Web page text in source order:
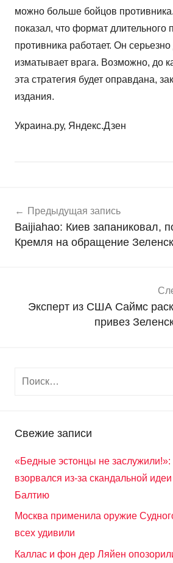
можно больше бойцов
показал, что формат
противника работает. Он
изматывает врага. Возможно, до
эта стратегия будет оправдана,
издания.
Украина.ру, Яндекс.Дзен
о
в
о
по
записям
Предыдущая запись
Baijiahao: Киев запаниковал,
Кремля на обращение
Эксперт из США Саймс
привез
Свежие записи
«Бедные эстонцы не заслужили!»:
взорвался из-за скандальной
Балтию
Москва применила оружие
всех удивили
Каллас и фон дер Ляйен